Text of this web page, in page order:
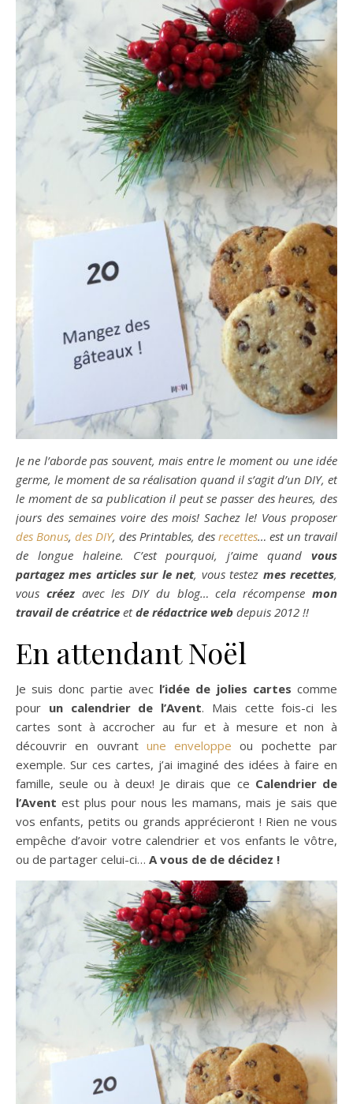
Je ne l’aborde pas souvent, mais entre le moment ou une idée
germe, le moment de sa réalisation quand il s’agit d’un DIY, et
le moment de sa publication il peut se passer des heures, des
jours des semaines voire des mois! Sachez le! Vous proposer
des Bonus, des DIY, des Printables, des recettes… est un travail
de longue haleine. C’est pourquoi, j’aime quand vous
partagez mes articles sur le net, vous testez mes recettes,
vous créezavec les DIY du blog… cela récompensemon
travail de créatrice etde rédactrice web depuis 2012 !!
En attendant Noël
Je suis donc partie avec l’idée de jolies cartes comme
pour un calendrier de l’Avent. Mais cette fois-ci les
cartes sont à accrocher au fur et à mesure et non à
découvrir en ouvrant une enveloppe ou pochette par
exemple. Sur ces cartes, j’ai imaginé des idées à faire en
famille, seule ou à deux! Je dirais que ce Calendrier de
l’Avent est plus pour nous les mamans, mais je sais que
vos enfants, petits ou grands apprécieront ! Rien ne vous
empêche d’avoir votre calendrier et vos enfants le vôtre,
ou de partager celui-ci… A vous de de décidez !